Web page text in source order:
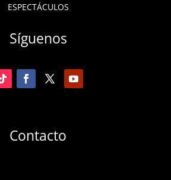
ESPECTÁCULOS
Síguenos
Contacto